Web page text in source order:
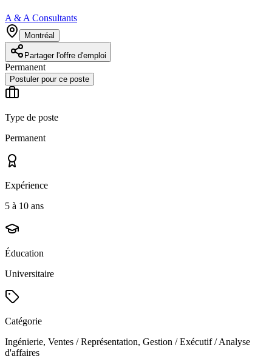
A & A Consultants
Montréal
Partager l'offre d'emploi
Permanent
Postuler pour ce poste
Type de poste
Permanent
Expérience
5 à 10 ans
Éducation
Universitaire
Catégorie
Ingénierie, Ventes / Représentation, Gestion / Exécutif / Analyse
d'affaires